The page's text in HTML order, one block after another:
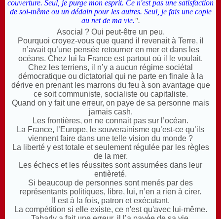
couverture. Seul, je purge mon esprit. Ce n'est pas une satisfaction
de soi-même ou un dédain pour les autres. Seul, je fais une copie
au net de ma vie.".
Asocial ? Oui peut-être un peu.
Pourquoi croyez-vous que quand il revenait à Terre, il
n’avait qu’une pensée retourner en mer et dans les
océans. Chez lui la France est partout où il le voulait.
Chez les terriens, il n’y a aucun régime sociétal
démocratique ou dictatorial qui ne parte en finale à la
dérive en prenant les marrons du feu à son avantage que
ce soit communiste, socialiste ou capitaliste.
Quand on y fait une erreur, on paye de sa personne mais
jamais cash.
Les frontières, on ne connait pas sur l’océan.
La France, l’Europe, le souverainisme qu’est-ce qu’ils
viennent faire dans une telle vision du monde ?
La liberté y est totale et seulement régulée par les règles
de la mer.
Les échecs et les réussites sont assumées dans leur
entièreté.
Si beaucoup de personnes sont menés par des
représentants politiques, libre, lui, n’en a rien à cirer.
l est à la fois, patron et exécutant.
La compétition si elle existe, ce n'est qu'avec lui-même.